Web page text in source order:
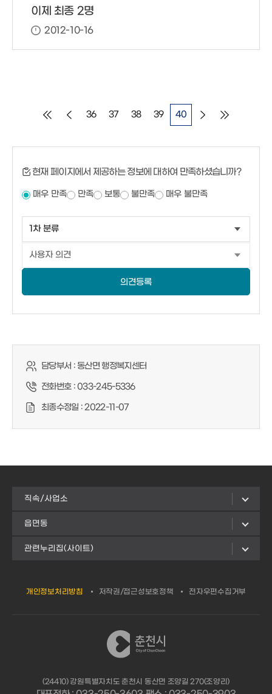
이제 최종 2명
2012-10-16
36 37 38 39 40
현재 페이지에서 제공하는 정보에 대하여 만족하셨습니까?
매우 만족 만족 보통 불만족 매우 불만족
의견등록
담당부서 :동산면 행정복지센터
전화번호 :033-245-5336
최종수정일 :2022-11-07
직속/사업소
읍면동
관련누리집(사이트)
개인정보처리방침 저작권/접근성보호정책 전자우편수집거부
(24410) 강원특별자치도 춘천시 동산면 조양길 270(조양리)